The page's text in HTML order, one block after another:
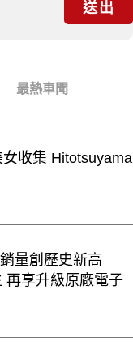
送出
最熱車聞
女收集 Hitotsuyama
量創歷史新高
再享升級原廠電子